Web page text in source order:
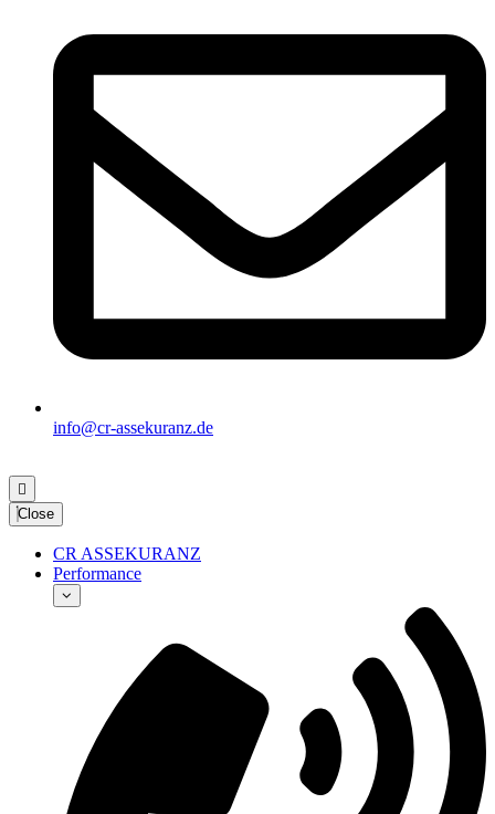
info@cr-assekuranz.de
Close
CR ASSEKURANZ
Performance